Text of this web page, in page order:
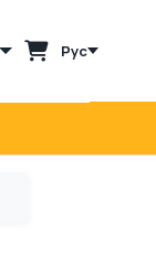
Рус